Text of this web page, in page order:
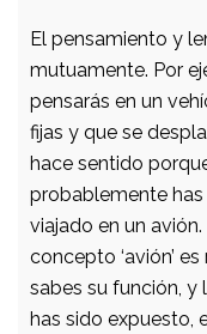
El pensamiento y
mutuamente. Por
pensarás en un
fijas y que se
hace sentido
probablemente
viajado en un
concepto ‘avión’
sabes su función, y
has sido expuesto,